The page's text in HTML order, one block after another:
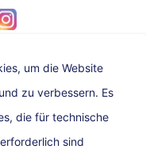
um die Website
zu verbessern. Es
die für technische
sind